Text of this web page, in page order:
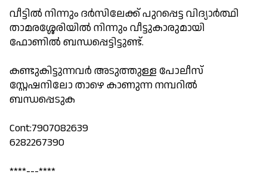
വീട്ടിൽ നിന്നും ദർസിലേക്ക് പുറപ്പെട്ട വിദ്യാർത്ഥി
താമരശ്ശേരിയിൽ നിന്നും വീട്ടുകാരുമായി
ഫോണിൽ ബന്ധപ്പെട്ടിട്ടുണ്ട്.
കണ്ടുകിട്ടുന്നവർ അടുത്തുള്ള പോലീസ്
സ്റ്റേഷനിലോ താഴെ കാണുന്ന നമ്പറിൽ
ബന്ധപ്പെടുക
Cont:7907082639
6282267390
****---****